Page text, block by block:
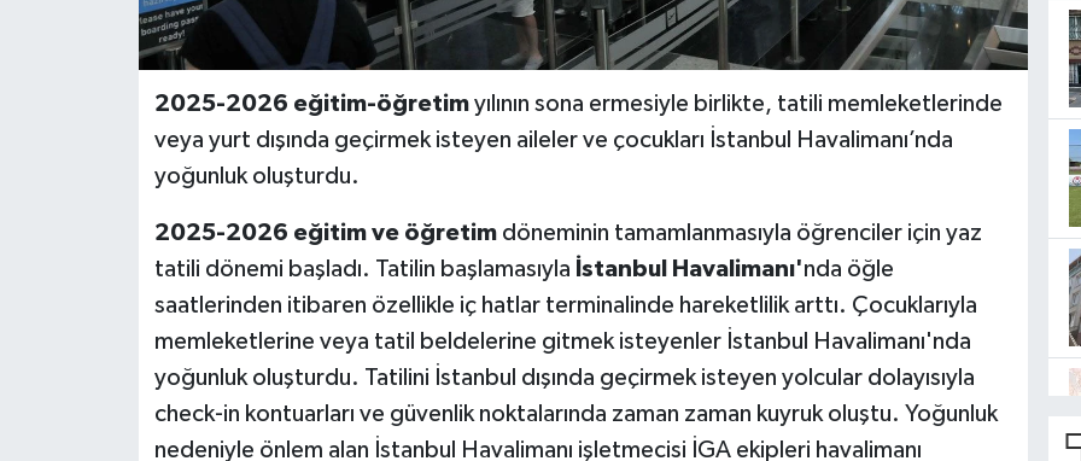
2025-2026 eğitim-öğretim yılının sona ermesiyle birlikte, tatili memleketlerinde
veya yurt dışında geçirmek isteyen aileler ve çocukları İstanbul Havalimanı’nda
yoğunluk oluşturdu.
2025-2026 eğitim ve öğretim döneminin tamamlanmasıyla öğrenciler için yaz
tatili dönemi başladı. Tatilin başlamasıyla İstanbul Havalimanı'nda öğle
saatlerinden itibaren özellikle iç hatlar terminalinde hareketlilik arttı. Çocuklarıyla
memleketlerine veya tatil beldelerine gitmek isteyenler İstanbul Havalimanı'nda
yoğunluk oluşturdu. Tatilini İstanbul dışında geçirmek isteyen yolcular dolayısıyla
check-in kontuarları ve güvenlik noktalarında zaman zaman kuyruk oluştu. Yoğunluk
nedeniyle önlem alan İstanbul Havalimanı işletmecisi İGA ekipleri havalimanı